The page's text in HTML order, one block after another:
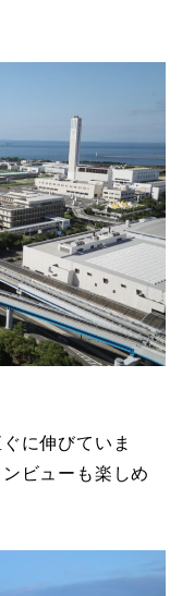
に伸びていま
ビューも楽しめ